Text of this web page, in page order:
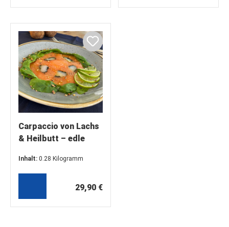
Carpaccio von Lachs
& Heilbutt – edle
(4 x 70g)
Inhalt: 0.28 Kilogramm
29,90 €